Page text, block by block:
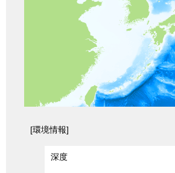
[環境情報]
深度